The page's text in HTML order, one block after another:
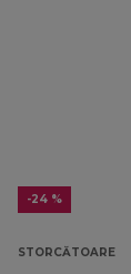
-24 %
STORCĂTOARE